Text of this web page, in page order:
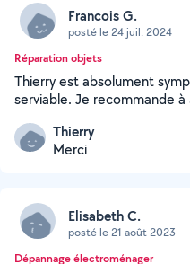
Francois G.
posté le 24 juil. 2024
Réparation objets
Thierry est absolument
serviable. Je recommande
Thierry
Merci
Elisabeth C.
posté le 21 août 2023
Dépannage électroménager